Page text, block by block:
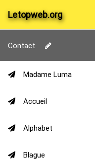
Letopweb.org
Contact
Madame Luma
Accueil
Alphabet
Blague